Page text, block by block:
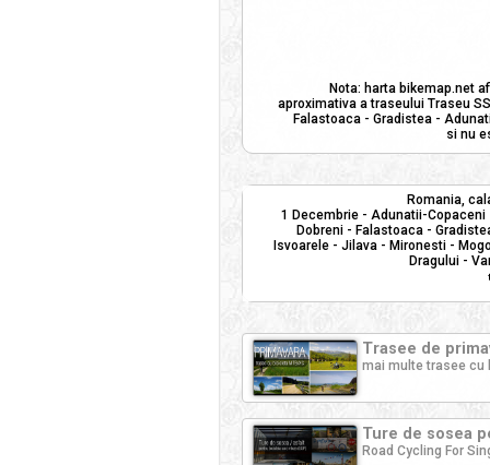
Nota: harta bikemap.net
aproximativa a traseului Traseu
Falastoaca - Gradistea -
si nu
Romania,
1 Decembrie - Adunatii-
Dobreni - Falastoaca -
Isvoarele - Jilava - Mironesti -
Dragului -
Trasee de
mai multe trasee cu
Ture de sosea
Road Cycling For